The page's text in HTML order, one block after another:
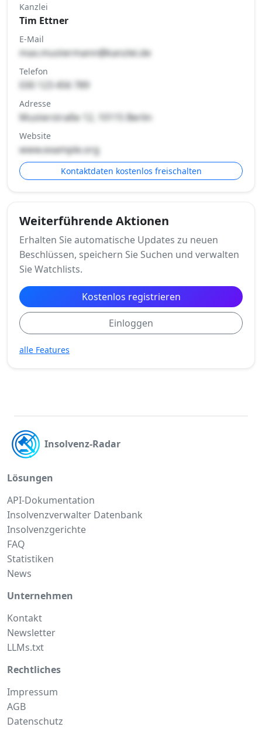
Kanzlei
Tim Ettner
E-Mail
max.mustermann@kanzlei.de
Telefon
030 123 456 789
Adresse
Musterstraße 12, 10115 Berlin
Website
www.example.org
Kontaktdaten kostenlos freischalten
Weiterführende Aktionen
Erhalten Sie automatische Updates zu neuen
Beschlüssen, speichern Sie Suchen und verwalten
Sie Watchlists.
Kostenlos registrieren
Einloggen
alle Features
Insolvenz-Radar
Lösungen
API-Dokumentation
Insolvenzverwalter Datenbank
Insolvenzgerichte
FAQ
Statistiken
News
Unternehmen
Kontakt
Newsletter
LLMs.txt
Rechtliches
Impressum
AGB
Datenschutz